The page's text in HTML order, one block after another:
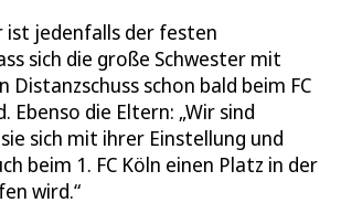
ist jedenfalls der festen
sich die große Schwester mit
schon bald beim FC
Ebenso die Eltern: „Wir sind
sich mit ihrer Einstellung und
beim 1. FC Köln einen Platz in der
wird.“